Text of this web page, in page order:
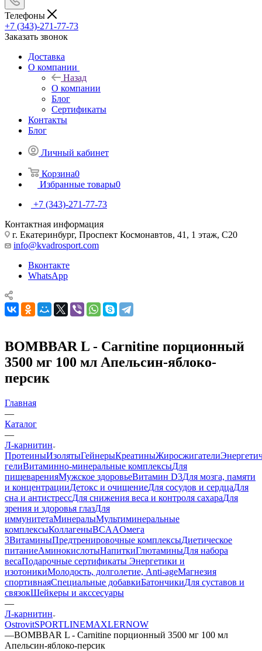
Телефоны
+7 (343)-271-77-73
Заказать звонок
Доставка
О компании
Назад
О компании
Блог
Сертификаты
Контакты
Блог
Личный кабинет
Корзина0
Избранные товары0
+7 (343)-271-77-73
Контактная информация
г. Екатеринбург, Проспект Космонавтов, 41, 1 этаж, С20
info@kvadrosport.com
Вконтакте
WhatsApp
BOMBBAR L - Carnitine порционный
3500 мг 100 мл Апельсин-яблоко-
персик
Главная
—
Каталог
—
Л-карнитин
ПротеиныИзолятыГейнерыКреатиныЖиросжигатели
гелиВитаминно-минеральные комплексыДля
пищеваренияМужское здоровьеВитамин D3Для мозга, памяти
и концентрацииДетокс и очищениеДля сосудов и сердцаДля
сна и антистрессДля снижения веса и контроля сахараДля
зрения и здоровья глазДля
иммунитетаМинералыМультиминеральные
комплексыКоллагеныBCAAОмега
3ВитаминыПредтренировочные комплексыДиетическое
питаниеАминокислотыНапиткиГлютаминыДля набора
весаПодарочные сертификаты Энергетики и
изотоникиМолодость, долголетие, Anti-ageМагнезия
спортивнаяСпециальные добавкиБатончикиДля суставов и
связокШейкеры и акссесуары
—
Л-карнитин
OstrovitSPORTLINEMAXLERNOW
—BOMBBAR L - Carnitine порционный 3500 мг 100 мл
Апельсин-яблоко-персик